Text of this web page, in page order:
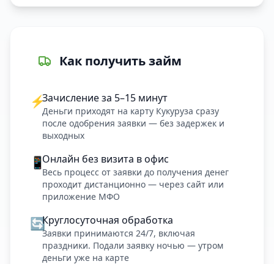
Как получить займ
⚡Зачисление за 5–15 минут
Деньги приходят на карту Кукуруза сразу
после одобрения заявки — без задержек и
выходных
📱Онлайн без визита в офис
Весь процесс от заявки до получения денег
проходит дистанционно — через сайт или
приложение МФО
🔄Круглосуточная обработка
Заявки принимаются 24/7, включая
праздники. Подали заявку ночью — утром
деньги уже на карте